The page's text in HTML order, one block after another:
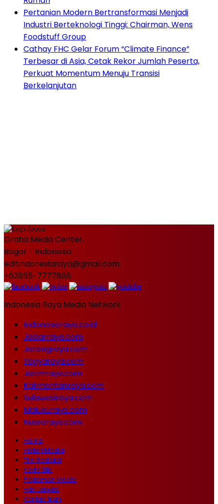
Pertanian Modern Bertransformasi Menjadi
Industri Berteknologi Tinggi: Chairman, Wens
Foodstuff Group
Cathay FHC Gelar Forum “Climate Finance”
Terbesar di Asia, Cetak Rekor Jumlah Peserta,
Perkuat Momentum Menuju Transisi
Berkelanjutan
Graha Media Center,
Bogor - Indonesia
editindonesiaraya@gmail.com
+62855-7777888
Indonesia Raya Media Network
Indonesiaraya.co.id
Jabarraya.com
Jatengraya.com
Yogyaraya.com
Jatimraya.com
Kalimantanraya.com
Sulawesiraya.com
Malukuraya.com
Nusraraya.com
Home
Histori Media
Tim Redaksi
Kode Etik
Pedoman Media
Hak Jawab
Kontak Iklan